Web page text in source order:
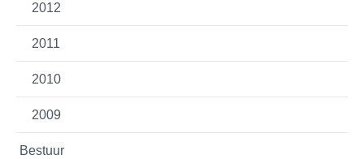
2012
2011
2010
2009
Bestuur